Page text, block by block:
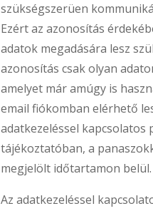
szükségszerüen
Ezért az azonosítás
adatok megadására lesz
azonosítás csak olyan
amelyet már amúgy is
email fiókomban elérhető
adatkezeléssel kapcsolatos
tájékoztatóban, a
megjelölt időtartamon belül.
Az adatkezeléssel